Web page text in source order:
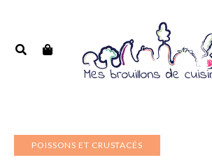
POISSONS ET CRUSTACÉS